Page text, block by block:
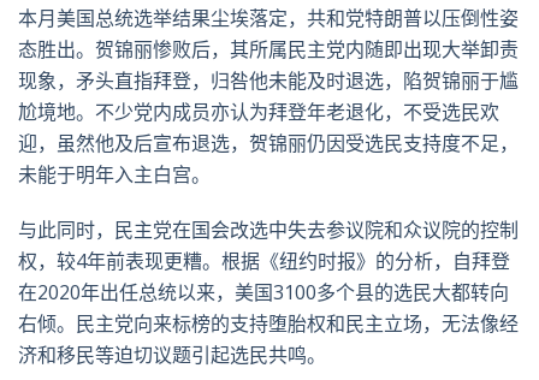
本月美国总统选举结果尘埃落定，共和党特朗普以压倒性姿
态胜出。贺锦丽惨败后，其所属民主党内随即出现大举卸责
现象，矛头直指拜登，归咎他未能及时退选，陷贺锦丽于尴
尬境地。不少党内成员亦认为拜登年老退化，不受选民欢
迎，虽然他及后宣布退选，贺锦丽仍因受选民支持度不足，
未能于明年入主白宫。
与此同时，民主党在国会改选中失去参议院和众议院的控制
权，较4年前表现更糟。根据《纽约时报》的分析，自拜登
在2020年出任总统以来，美国3100多个县的选民大都转向
右倾。民主党向来标榜的支持堕胎权和民主立场，无法像经
济和移民等迫切议题引起选民共鸣。